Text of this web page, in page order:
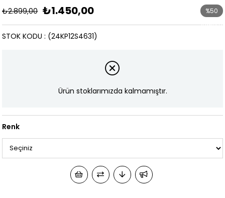
₺2.899,00 ₺1.450,00 %50
İndirim
(24KP12S4631)
STOK KODU
Ürün stoklarımızda kalmamıştır.
Renk